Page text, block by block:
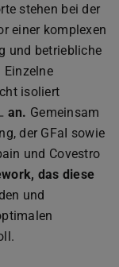
stehen bei der
einer komplexen
und betriebliche
Einzelne
isoliert
an. Gemeinsam
der GFaI sowie
und Covestro
das diese
und